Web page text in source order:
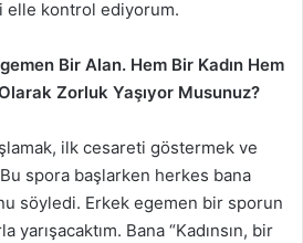
elle kontrol ediyorum.
Bir Alan. Hem Bir Kadın Hem
Zorluk Yaşıyor Musunuz?
ilk cesareti göstermek ve
spora başlarken herkes bana
söyledi. Erkek egemen bir sporun
Bana “Kadınsın, bir